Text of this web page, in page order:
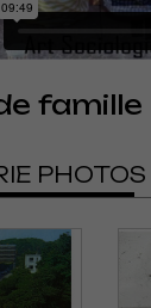
famille
PHOTOS